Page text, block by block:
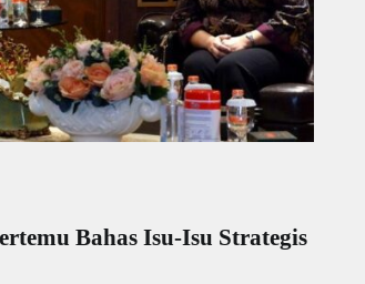
Bahas Isu-Isu Strategis